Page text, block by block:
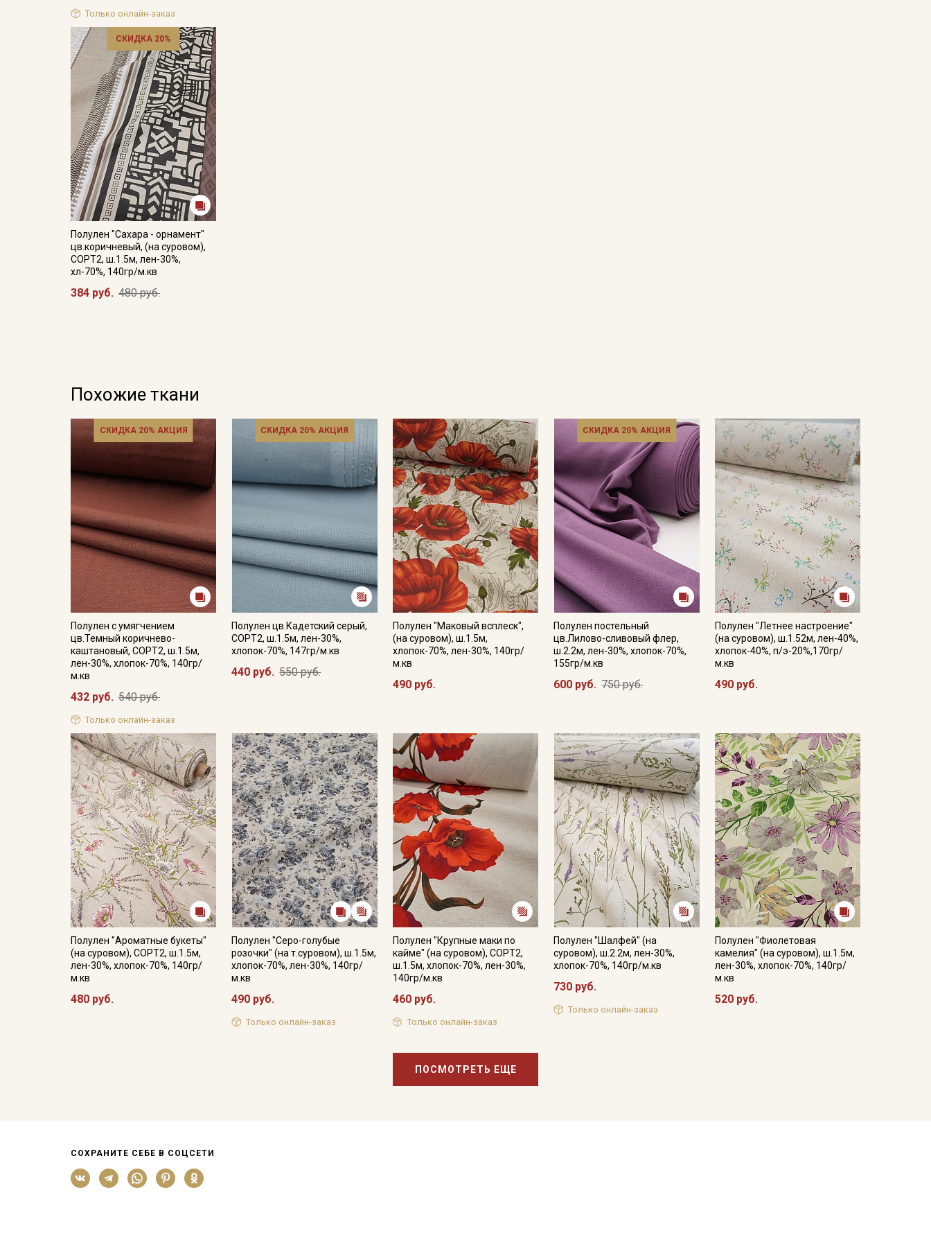
Только онлайн-заказ
СКИДКА 20%
Полулен "Сахара - орнамент"
цв.коричневый, (на суровом),
СОРТ2, ш.1.5м, лен-30%,
хл-70%, 140гр/м.кв
384 руб. 480 руб.
Похожие ткани
СКИДКА 20% АКЦИЯ
Полулен с умягчением
цв.Темный коричнево-
каштановый, СОРТ2, ш.1.5м,
лен-30%, хлопок-70%, 140гр/
м.кв
432 руб. 540 руб.
Только онлайн-заказ
СКИДКА 20% АКЦИЯ
Полулен цв.Кадетский серый,
СОРТ2, ш.1.5м, лен-30%,
хлопок-70%, 147гр/м.кв
440 руб. 550 руб.
Полулен "Маковый всплеск",
(на суровом), ш.1.5м,
хлопок-70%, лен-30%, 140гр/
м.кв
490 руб.
СКИДКА 20% АКЦИЯ
Полулен постельный
цв.Лилово-сливовый флер,
ш.2.2м, лен-30%, хлопок-70%,
155гр/м.кв
600 руб. 750 руб.
Полулен "Летнее настроение"
(на суровом), ш.1.52м, лен-40%,
хлопок-40%, п/э-20%,170гр/
м.кв
490 руб.
Полулен "Ароматные букеты"
(на суровом), СОРТ2, ш.1.5м,
лен-30%, хлопок-70%, 140гр/
м.кв
480 руб.
Полулен "Серо-голубые
розочки" (на т.суровом), ш.1.5м,
хлопок-70%, лен-30%, 140гр/
м.кв
490 руб.
Только онлайн-заказ
Полулен "Крупные маки по
кайме" (на суровом), СОРТ2,
ш.1.5м, хлопок-70%, лен-30%,
140гр/м.кв
460 руб.
Только онлайн-заказ
Полулен "Шалфей" (на
суровом), ш.2.2м, лен-30%,
хлопок-70%, 140гр/м.кв
730 руб.
Только онлайн-заказ
Полулен "Фиолетовая
камелия" (на суровом), ш.1.5м,
лен-30%, хлопок-70%, 140гр/
м.кв
520 руб.
ПОСМОТРЕТЬ ЕЩЕ
СОХРАНИТЕ СЕБЕ В СОЦСЕТИ